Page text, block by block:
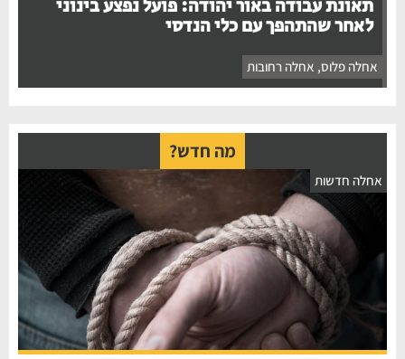
תאונת עבודה באור יהודה: פועל נפצע בינוני
לאחר שהתהפך עם כלי הנדסי
אחלה פלוס, אחלה רחובות
מה חדש?
אחלה חדשות